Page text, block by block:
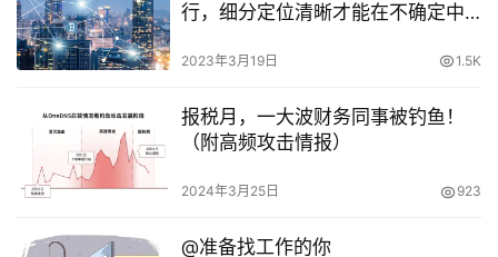
行，细分定位清晰才能在不确定中
2023年3月19日 1.5K
报税月，一大波财务同事被钓鱼！
（附高频攻击情报）
2024年3月25日 923
@准备找工作的你